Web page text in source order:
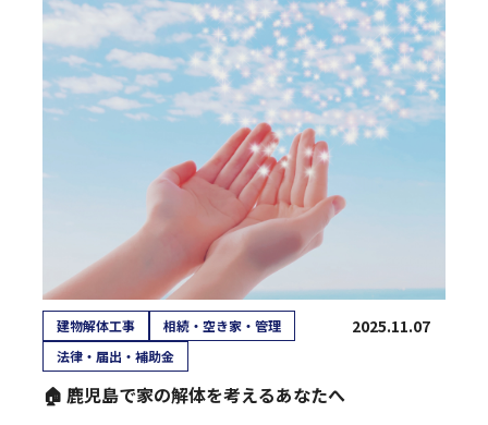
建物解体工事
相続・空き家・管理
法律・届出・補助金
2025.11.07
🏠 鹿児島で家の解体を考えるあなたへ